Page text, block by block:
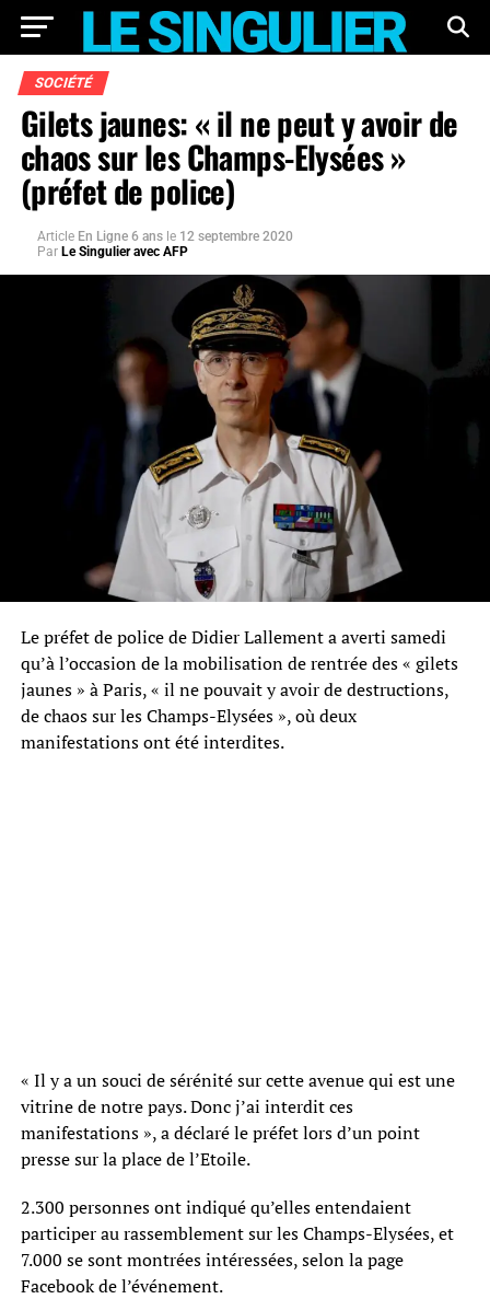
SOCIÉTÉ
Gilets jaunes: « il ne peut y avoir de
chaos sur les Champs-Elysées »
(préfet de police)
Article En Ligne 6 ans le 12 septembre 2020
Par Le Singulier avec AFP
Le préfet de police de Didier Lallement a averti samedi
qu’à l’occasion de la mobilisation de rentrée des « gilets
jaunes » à Paris, « il ne pouvait y avoir de destructions,
de chaos sur les Champs-Elysées », où deux
manifestations ont été interdites.
« Il y a un souci de sérénité sur cette avenue qui est une
vitrine de notre pays. Donc j’ai interdit ces
manifestations », a déclaré le préfet lors d’un point
presse sur la place de l’Etoile.
2.300 personnes ont indiqué qu’elles entendaient
participer au rassemblement sur les Champs-Elysées, et
7.000 se sont montrées intéressées, selon la page
Facebook de l’événement.